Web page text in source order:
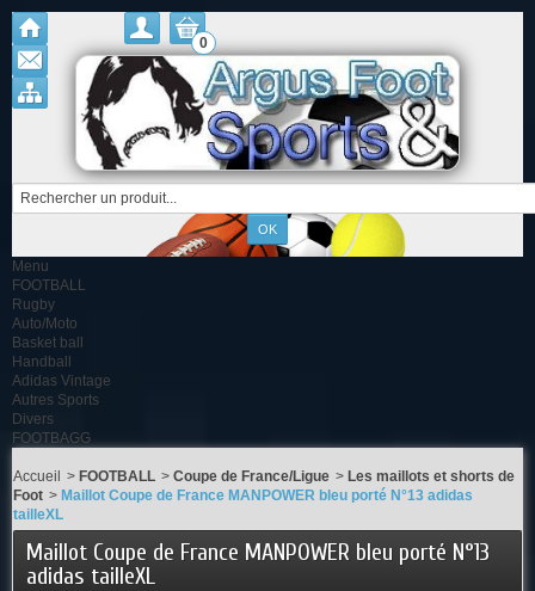
0
Menu
FOOTBALL
Rugby
Auto/Moto
Basket ball
Handball
Adidas Vintage
Autres Sports
Divers
FOOTBAGG
Accueil > FOOTBALL > Coupe de France/Ligue > Les maillots et shorts de
Foot > Maillot Coupe de France MANPOWER bleu porté N°13 adidas
tailleXL
Maillot Coupe de France MANPOWER bleu porté N°13
adidas tailleXL